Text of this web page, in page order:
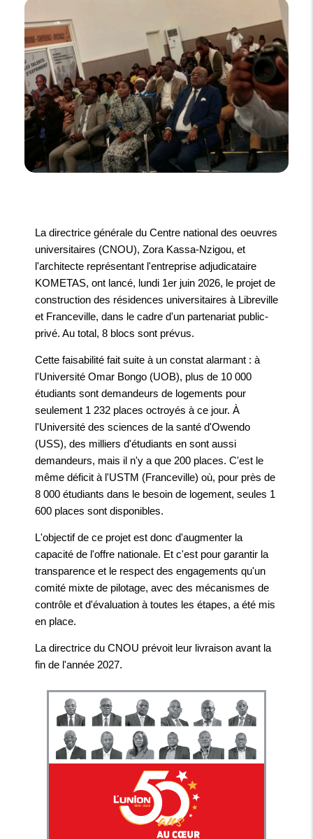
La directrice générale du Centre national des oeuvres
universitaires (CNOU), Zora Kassa-Nzigou, et
l'architecte représentant l'entreprise adjudicataire
KOMETAS, ont lancé, lundi 1er juin 2026, le projet de
construction des résidences universitaires à Libreville
et Franceville, dans le cadre d'un partenariat public-
privé. Au total, 8 blocs sont prévus.
Cette faisabilité fait suite à un constat alarmant : à
l'Université Omar Bongo (UOB), plus de 10 000
étudiants sont demandeurs de logements pour
seulement 1 232 places octroyés à ce jour. À
l'Université des sciences de la santé d'Owendo
(USS), des milliers d'étudiants en sont aussi
demandeurs, mais il n'y a que 200 places. C'est le
même déficit à l'USTM (Franceville) où, pour près de
8 000 étudiants dans le besoin de logement, seules 1
600 places sont disponibles.
L'objectif de ce projet est donc d'augmenter la
capacité de l'offre nationale. Et c'est pour garantir la
transparence et le respect des engagements qu'un
comité mixte de pilotage, avec des mécanismes de
contrôle et d'évaluation à toutes les étapes, a été mis
en place.
La directrice du CNOU prévoit leur livraison avant la
fin de l'année 2027.